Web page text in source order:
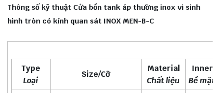
Thông số kỹ thuật Cửa bồn tank áp thường inox vi sinh
hình tròn có kính quan sát INOX MEN-B-C
Type
Loại
Size/Cỡ
Material
Chất liệu
Inner
Bề mặt